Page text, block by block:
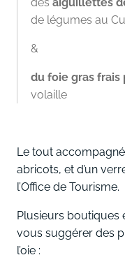
de légumes au
&
du foie gras frais
volaille
Le tout accompagné
abricots, et d’un
l’Office de Tourisme.
Plusieurs boutiques
vous suggérer des
l’oie :